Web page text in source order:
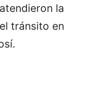
atendieron la
tránsito en